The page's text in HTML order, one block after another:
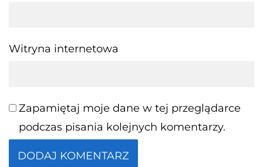
Witryna internetowa
Zapamiętaj moje dane w tej przeglądarce
podczas pisania kolejnych komentarzy.